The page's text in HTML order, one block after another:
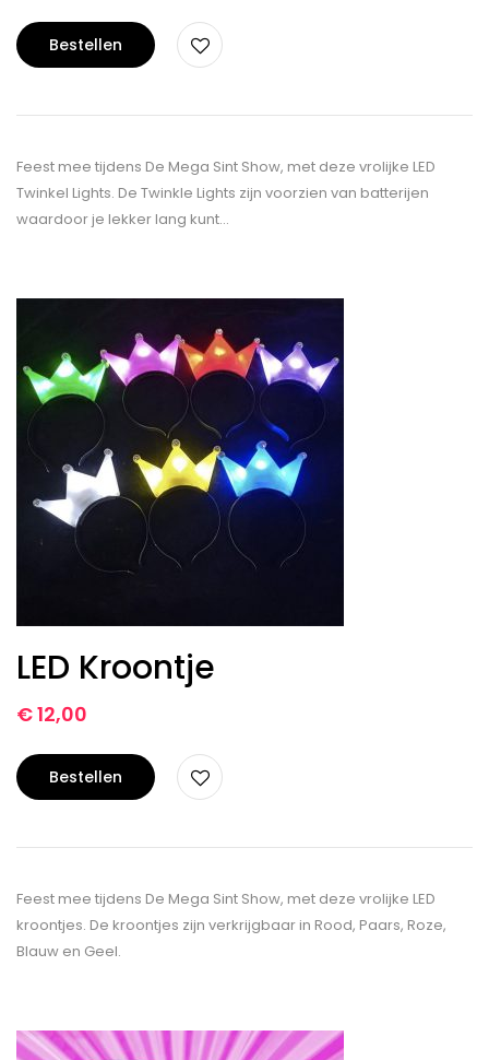
Bestellen
Feest mee tijdens De Mega Sint Show, met deze vrolijke LED
Twinkel Lights. De Twinkle Lights zijn voorzien van batterijen
waardoor je lekker lang kunt…
LED Kroontje
€12,00
Bestellen
Feest mee tijdens De Mega Sint Show, met deze vrolijke LED
kroontjes. De kroontjes zijn verkrijgbaar in Rood, Paars, Roze,
Blauw en Geel.